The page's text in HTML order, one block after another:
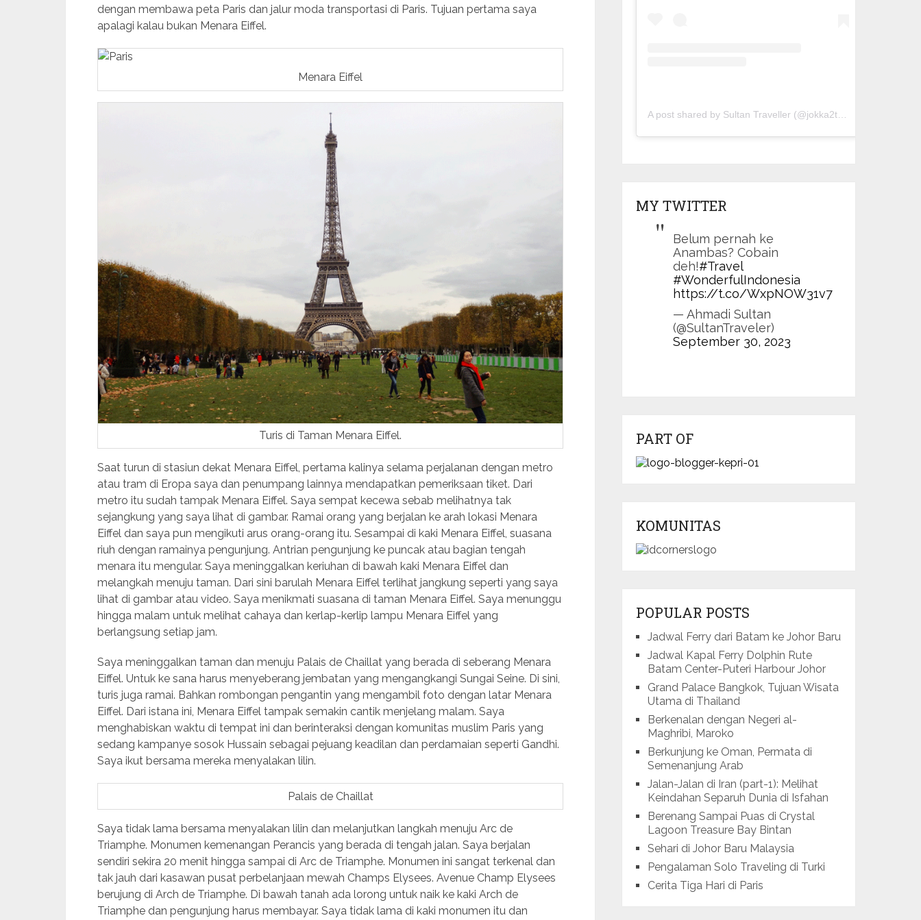
dengan membawa peta Paris dan jalur moda transportasi di Paris. Tujuan pertama saya
apalagi kalau bukan Menara Eiffel.
Menara Eiffel
Turis di Taman Menara Eiffel.
Saat turun di stasiun dekat Menara Eiffel, pertama kalinya selama perjalanan dengan metro
atau tram di Eropa saya dan penumpang lainnya mendapatkan pemeriksaan tiket. Dari
metro itu sudah tampak Menara Eiffel. Saya sempat kecewa sebab melihatnya tak
sejangkung yang saya lihat di gambar. Ramai orang yang berjalan ke arah lokasi Menara
Eiffel dan saya pun mengikuti arus orang-orang itu. Sesampai di kaki Menara Eiffel, suasana
riuh dengan ramainya pengunjung. Antrian pengunjung ke puncak atau bagian tengah
menara itu mengular. Saya meninggalkan keriuhan di bawah kaki Menara Eiffel dan
melangkah menuju taman. Dari sini barulah Menara Eiffel terlihat jangkung seperti yang saya
lihat di gambar atau video. Saya menikmati suasana di taman Menara Eiffel. Saya menunggu
hingga malam untuk melihat cahaya dan kerlap-kerlip lampu Menara Eiffel yang
berlangsung setiap jam.
Saya meninggalkan taman dan menuju Palais de Chaillat yang berada di seberang Menara
Eiffel. Untuk ke sana harus menyeberang jembatan yang mengangkangi Sungai Seine. Di sini,
turis juga ramai. Bahkan rombongan pengantin yang mengambil foto dengan latar Menara
Eiffel. Dari istana ini, Menara Eiffel tampak semakin cantik menjelang malam. Saya
menghabiskan waktu di tempat ini dan berinteraksi dengan komunitas muslim Paris yang
sedang kampanye sosok Hussain sebagai pejuang keadilan dan perdamaian seperti Gandhi.
Saya ikut bersama mereka menyalakan lilin.
Palais de Chaillat
Saya tidak lama bersama menyalakan lilin dan melanjutkan langkah menuju Arc de
Triamphe. Monumen kemenangan Perancis yang berada di tengah jalan. Saya berjalan
sendiri sekira 20 menit hingga sampai di Arc de Triamphe. Monumen ini sangat terkenal dan
tak jauh dari kasawan pusat perbelanjaan mewah Champs Elysees. Avenue Champ Elysees
berujung di Arch de Triamphe. Di bawah tanah ada lorong untuk naik ke kaki Arch de
Triamphe dan pengunjung harus membayar. Saya tidak lama di kaki monumen itu dan
A post shared by Sultan Traveller (@jokka2traveller)
MY TWITTER
Belum pernah ke
Anambas? Cobain
deh!#Travel
#WonderfulIndonesia
https://t.co/WxpNOW31v7
— Ahmadi Sultan
(@SultanTraveler)
September 30, 2023
PART OF
KOMUNITAS
POPULAR POSTS
Jadwal Ferry dari Batam ke Johor Baru
Jadwal Kapal Ferry Dolphin Rute
Batam Center-Puteri Harbour Johor
Grand Palace Bangkok, Tujuan Wisata
Utama di Thailand
Berkenalan dengan Negeri al-
Maghribi, Maroko
Berkunjung ke Oman, Permata di
Semenanjung Arab
Jalan-Jalan di Iran (part-1): Melihat
Keindahan Separuh Dunia di Isfahan
Berenang Sampai Puas di Crystal
Lagoon Treasure Bay Bintan
Sehari di Johor Baru Malaysia
Pengalaman Solo Traveling di Turki
Cerita Tiga Hari di Paris